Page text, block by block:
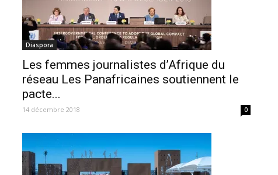
Diaspora
Les femmes journalistes d’Afrique du
réseau Les Panafricaines soutiennent le
pacte...
14 décembre 2018 0